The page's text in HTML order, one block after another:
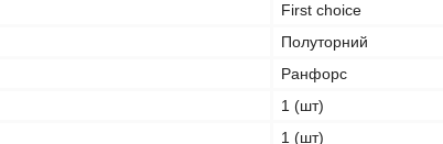
First choice
Полуторний
Ранфорс
1 (шт)
1 (шт)